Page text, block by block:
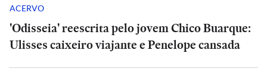
ACERVO
'Odisseia' reescrita pelo jovem Chico Buarque:
Ulisses caixeiro viajante e Penelope cansada